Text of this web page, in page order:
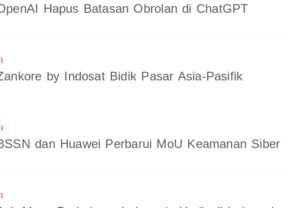
Hapus Batasan Obrolan di ChatGPT
by Indosat Bidik Pasar Asia-Pasifik
dan Huawei Perbarui MoU Keamanan Siber